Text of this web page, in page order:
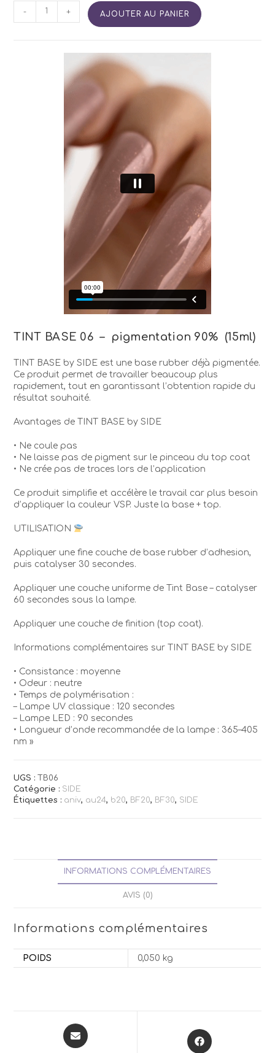
quantité
- + AJOUTER AU PANIER
TINT BASE 06 – pigmentation 90% (15ml)
TINT BASE by SIDE est une base rubber déjà pigmentée.
Ce produit permet de travailler beaucoup plus
rapidement, tout en garantissant l’obtention rapide du
résultat souhaité.
Avantages de TINT BASE by SIDE
• Ne coule pas
• Ne laisse pas de pigment sur le pinceau du top coat
• Ne crée pas de traces lors de l’application
Ce produit simplifie et accélère le travail car plus besoin
d’appliquer la couleur VSP. Juste la base + top.
UTILISATION
Appliquer une fine couche de base rubber d’adhesion,
puis catalyser 30 secondes.
Appliquer une couche uniforme de Tint Base – catalyser
60 secondes sous la lampe.
Appliquer une couche de finition (top coat).
Informations complémentaires sur TINT BASE by SIDE
• Consistance : moyenne
• Odeur : neutre
• Temps de polymérisation :
– Lampe UV classique : 120 secondes
– Lampe LED : 90 secondes
• Longueur d’onde recommandée de la lampe : 365–405
nm »
UGS :TB06
Catégorie : SIDE
Étiquettes : aniv, au24, b20, BF20, BF30, SIDE
INFORMATIONS COMPLÉMENTAIRES
AVIS (0)
Informations complémentaires
POIDS 0,050 kg
Opens
in
Opens
in